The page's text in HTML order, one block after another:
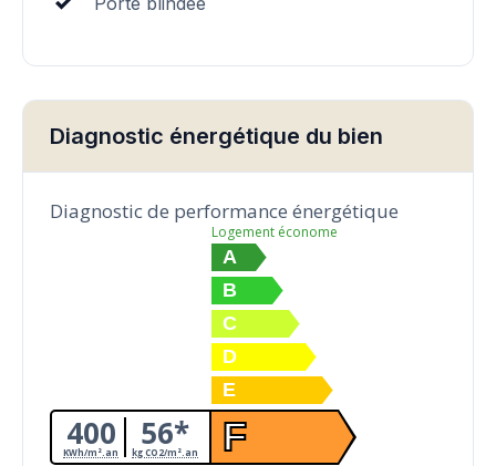
Diagnostic énergétique du bien
Diagnostic de performance énergétique
400
KWh/m².an 56*
kg CO2/m².an
Logement économe
A
B
C
D
E
F